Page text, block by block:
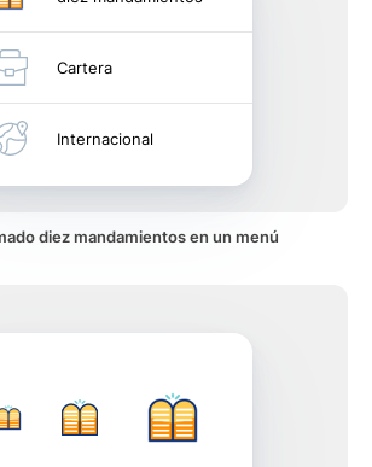
Cartera
Internacional
diez mandamientos en un menú